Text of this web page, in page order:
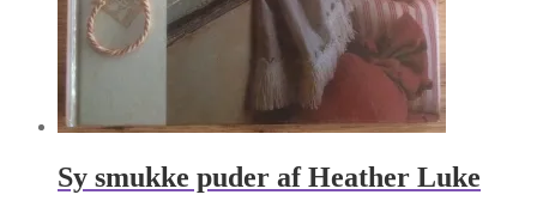
Sy smukke puder af Heather Luke